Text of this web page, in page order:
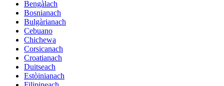
Bengàlach
Bosnianach
Bulgàrianach
Cebuano
Chichewa
Corsicanach
Croatianach
Duitseach
Estòinianach